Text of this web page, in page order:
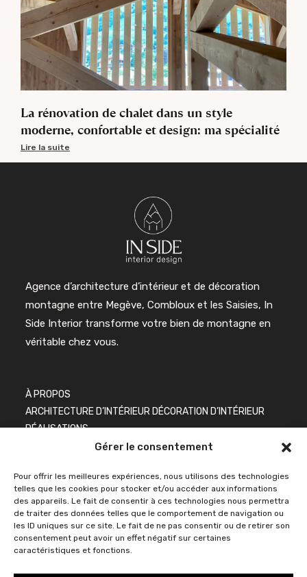
Gérer le consentement
Pour offrir les meilleures expériences, nous utilisons des technologies
telles que les cookies pour stocker et/ou accéder aux informations
des appareils. Le fait de consentir à ces technologies nous permettra
de traiter des données telles que le comportement de navigation ou
les ID uniques sur ce site. Le fait de ne pas consentir ou de retirer son
consentement peut avoir un effet négatif sur certaines
caractéristiques et fonctions.
La rénovation de chalet dans un style
moderne, confortable et design: ma spécialité
Lire la suite
Agence d’architecture d’intérieur et de décoration
montagne entre Megève, Combloux et les Saisies, In
Side Interior transforme votre bien de montagne en
véritable chez vous.
À PROPOS
ARCHITECTURE D’INTÉRIEUR DÉCORATION D’INTÉRIEUR
RÉALISATIONS
BLOG
PRESSE
CONTACT